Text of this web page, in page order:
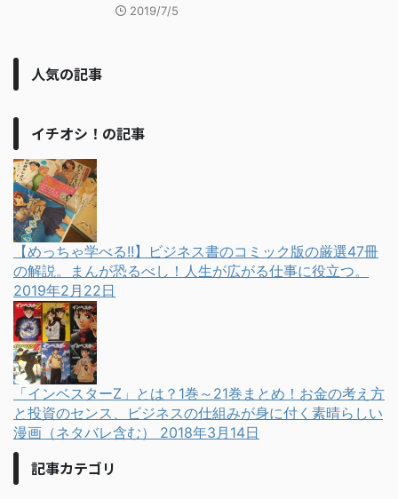
2019/7/5
人気の記事
イチオシ！の記事
【めっちゃ学べる!!】ビジネス書のコミック版の厳選47冊
の解説。まんが恐るべし！人生が広がる仕事に役立つ。
2019年2月22日
「インベスターZ」とは？1巻～21巻まとめ！お金の考え方
と投資のセンス、ビジネスの仕組みが身に付く素晴らしい
漫画（ネタバレ含む） 2018年3月14日
記事カテゴリ